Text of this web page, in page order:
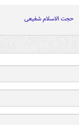
حجت الاسلام شفیعی